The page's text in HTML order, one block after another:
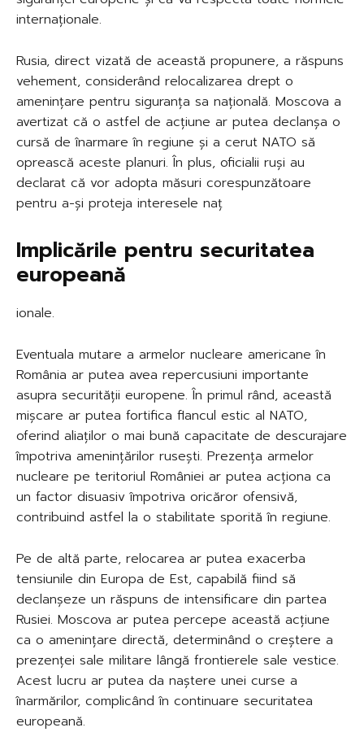
internaționale.
Rusia, direct vizată de această propunere, a răspuns
vehement, considerând relocalizarea drept o
amenințare pentru siguranța sa națională. Moscova a
avertizat că o astfel de acțiune ar putea declanșa o
cursă de înarmare în regiune și a cerut NATO să
oprească aceste planuri. În plus, oficialii ruși au
declarat că vor adopta măsuri corespunzătoare
pentru a-și proteja interesele naț
Implicările pentru securitatea
europeană
ionale.
Eventuala mutare a armelor nucleare americane în
România ar putea avea repercusiuni importante
asupra securității europene. În primul rând, această
mișcare ar putea fortifica flancul estic al NATO,
oferind aliaților o mai bună capacitate de descurajare
împotriva amenințărilor rusești. Prezența armelor
nucleare pe teritoriul României ar putea acționa ca
un factor disuasiv împotriva oricăror ofensivă,
contribuind astfel la o stabilitate sporită în regiune.
Pe de altă parte, relocarea ar putea exacerba
tensiunile din Europa de Est, capabilă fiind să
declanșeze un răspuns de intensificare din partea
Rusiei. Moscova ar putea percepe această acțiune
ca o amenințare directă, determinând o creștere a
prezenței sale militare lângă frontierele sale vestice.
Acest lucru ar putea da naștere unei curse a
înarmărilor, complicând în continuare securitatea
europeană.